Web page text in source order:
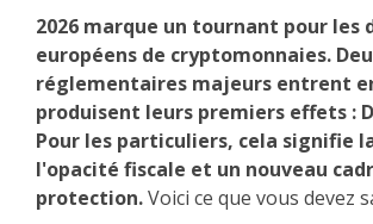
2026 marque un tournant pour les
européens de cryptomonnaies.
réglementaires majeurs entrent
produisent leurs premiers effets :
Pour les particuliers, cela signifie
l'opacité fiscale et un nouveau
protection.Voici ce que vous devez